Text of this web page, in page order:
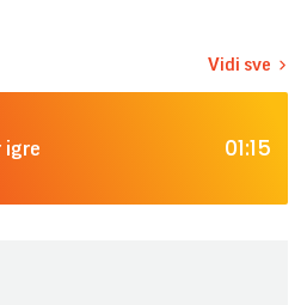
Vidi sve
igre 01:15